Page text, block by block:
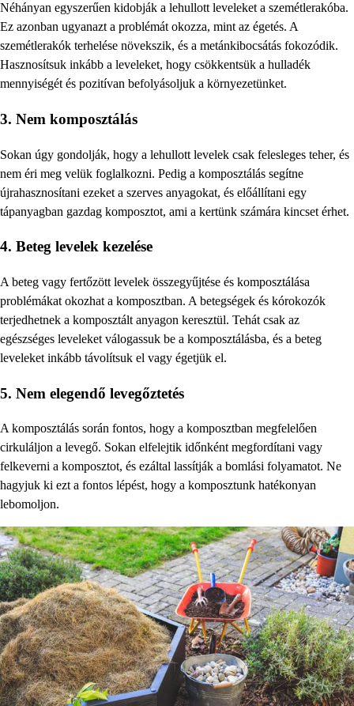
Néhányan egyszerűen kidobják a lehullott leveleket a szemétlerakóba.
Ez azonban ugyanazt a problémát okozza, mint az égetés. A
szemétlerakók terhelése növekszik, és a metánkibocsátás fokozódik.
Hasznosítsuk inkább a leveleket, hogy csökkentsük a hulladék
mennyiségét és pozitívan befolyásoljuk a környezetünket.
3. Nem komposztálás
Sokan úgy gondolják, hogy a lehullott levelek csak felesleges teher, és
nem éri meg velük foglalkozni. Pedig a komposztálás segítne
újrahasznosítani ezeket a szerves anyagokat, és előállítani egy
tápanyagban gazdag komposztot, ami a kertünk számára kincset érhet.
4. Beteg levelek kezelése
A beteg vagy fertőzött levelek összegyűjtése és komposztálása
problémákat okozhat a komposztban. A betegségek és kórokozók
terjedhetnek a komposztált anyagon keresztül. Tehát csak az
egészséges leveleket válogassuk be a komposztálásba, és a beteg
leveleket inkább távolítsuk el vagy égetjük el.
5. Nem elegendő levegőztetés
A komposztálás során fontos, hogy a komposztban megfelelően
cirkuláljon a levegő. Sokan elfelejtik időnként megfordítani vagy
felkeverni a komposztot, és ezáltal lassítják a bomlási folyamatot. Ne
hagyjuk ki ezt a fontos lépést, hogy a komposztunk hatékonyan
lebomoljon.